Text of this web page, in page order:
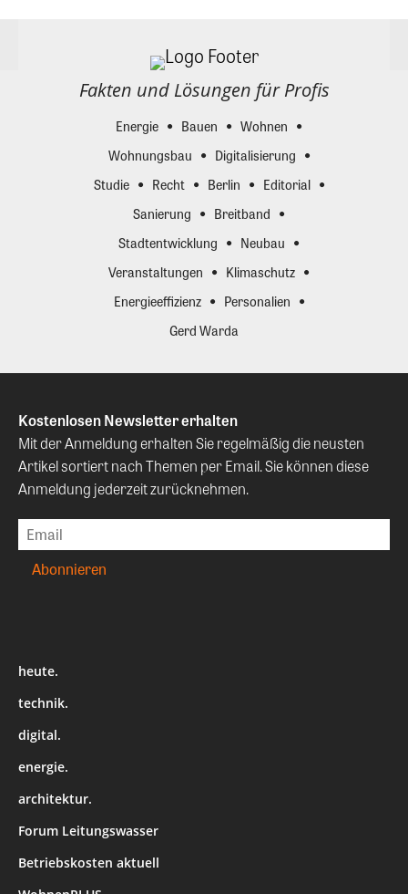
Fakten und Lösungen für Profis
Energie Bauen
Wohnen
Wohnungsbau
Digitalisierung
Studie
Recht Berlin
Editorial
Sanierung
Breitband
Stadtentwicklung
Neubau
Veranstaltungen
Klimaschutz
Energieeffizienz
Personalien
Gerd Warda
Kostenlosen Newsletter erhalten
Mit der Anmeldung erhalten Sie regelmäßig die neusten
Artikel sortiert nach Themen per Email. Sie können diese
Anmeldung jederzeit zurücknehmen.
heute.
technik.
digital.
energie.
architektur.
Forum Leitungswasser
Betriebskosten aktuell